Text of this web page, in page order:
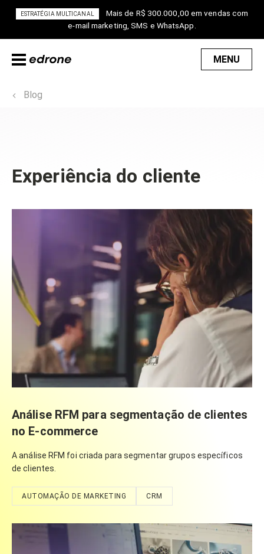
ESTRATÉGIA MULTICANAL
Mais de R$ 300.000,00 em vendas com
e-mail marketing, SMS e WhatsApp.
MENU
Blog
Experiência do cliente
Análise RFM para segmentação de clientes
no E-commerce
A análise RFM foi criada para segmentar grupos específicos
de clientes.
AUTOMAÇÃO DE MARKETING CRM